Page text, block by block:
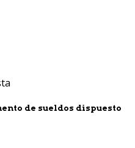
de sueldos dispuesto